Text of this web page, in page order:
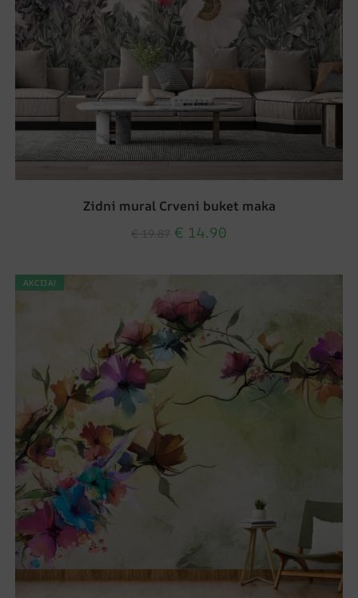
Zidni mural Crveni buket maka
€ 14.90
AKCIJA!